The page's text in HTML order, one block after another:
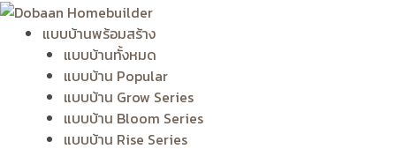
Skip
content
แบบบ้านพร้อมสร้าง
แบบบ้านทั้งหมด
แบบบ้าน Popular
แบบบ้าน Grow Series
แบบบ้าน Bloom Series
แบบบ้าน Rise Series